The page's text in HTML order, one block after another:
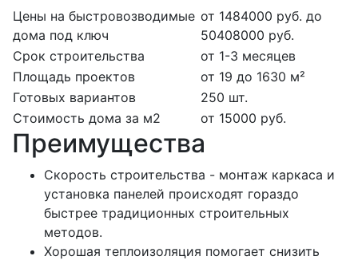
Цены на быстровозводимые
дома под ключ
от 1484000 руб. до
50408000 руб.
Срок строительства
от 1-3 месяцев
Площадь проектов
от 19 до 1630 м²
Готовых вариантов
250 шт.
Стоимость дома за м2
от 15000 руб.
Преимущества
Скорость строительства - монтаж каркаса и
установка панелей происходят гораздо
быстрее традиционных строительных
методов.
Хорошая теплоизоляция помогает снизить